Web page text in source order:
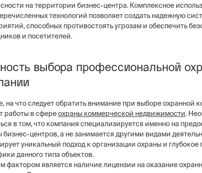
на территории бизнес-центра. Комплексное
технологий позволяет создать надежную
способных противостоять угрозам и обеспечить
и посетителей.
выбора профессиональной
на что следует обратить внимание при выборе охранной
работы в сфереохраны коммерческой недвижимости.
в том, что компания специализируется именно на
бизнес-центров, а не занимается другими видами
уникальный подход к организации охраны и
данного типа объектов.
фактором является наличие лицензии на оказание